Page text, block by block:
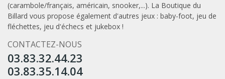
(carambole/français, américain, snooker,...). La Boutique du
Billard vous propose également d'autres jeux : baby-foot, jeu de
fléchettes, jeu d'échecs et jukebox !
CONTACTEZ-NOUS
03.83.32.44.23
03.83.35.14.04